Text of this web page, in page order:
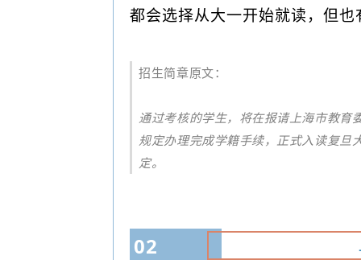
都会选择从大一开始就读，但
招生简章原文：
通过考核的学生，将在报请上海市教育
规定办理完成学籍手续，正式入读复旦
定。
02